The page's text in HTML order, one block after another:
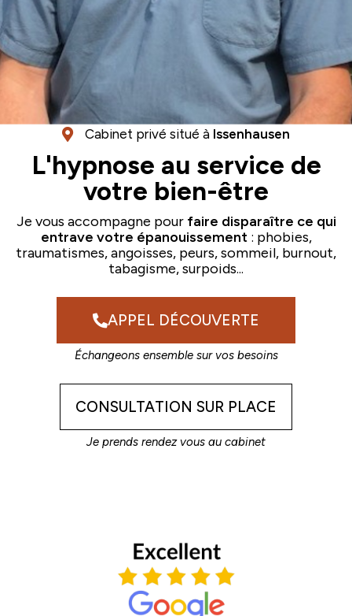
Cabinet privé situé à Issenhausen
L'hypnose au service de
votre bien-être
Je vous accompagne pour faire disparaître ce qui
entrave votre épanouissement: phobies,
traumatismes, angoisses, peurs, sommeil, burnout,
tabagisme, surpoids...
APPEL DÉCOUVERTE
Échangeons ensemble sur vos besoins
CONSULTATION SUR PLACE
Je prends rendez vous au cabinet